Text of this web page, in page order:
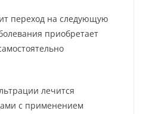
переход на следующую
приобретает
лечится
с применением